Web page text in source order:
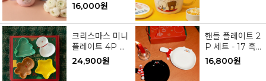
16,000원
크리스마스 미니
플레이트 4P 세
트
24,900원
핸들 플레이트 2
P 세트 - 17 흑백
냥 (윈터 에디션)
16,800원